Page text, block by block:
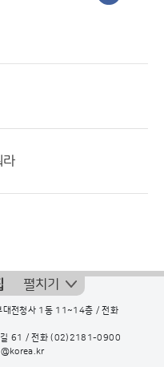
라
펼치기
전청사 1동 11~14층 / 전화
길 61 / 전화(02)2181-0900